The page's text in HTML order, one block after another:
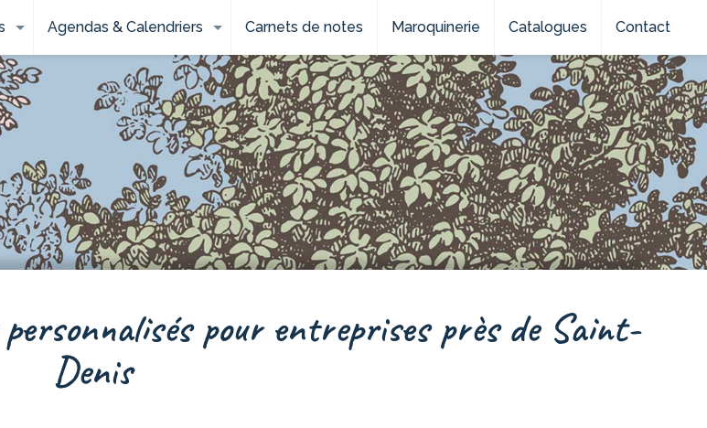
Agendas & Calendriers Carnets de notes Maroquinerie Catalogues Contact
pour entreprises près de Saint-
Denis